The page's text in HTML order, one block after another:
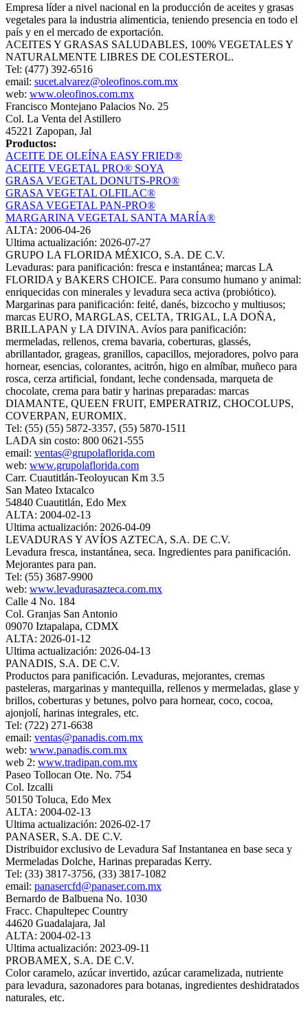
Empresa líder a nivel nacional en la producción de aceites y grasas
vegetales para la industria alimenticia, teniendo presencia en todo el
país y en el mercado de exportación.
ACEITES Y GRASAS SALUDABLES, 100% VEGETALES Y
NATURALMENTE LIBRES DE COLESTEROL.
Tel: (477) 392-6516
email: sucet.alvarez@oleofinos.com.mx
web: www.oleofinos.com.mx
Francisco Montejano Palacios No. 25
Col. La Venta del Astillero
45221 Zapopan, Jal
Productos:
ACEITE DE OLEÍNA EASY FRIED®
ACEITE VEGETAL PRO® SOYA
GRASA VEGETAL DONUTS-PRO®
GRASA VEGETAL OLFILAC®
GRASA VEGETAL PAN-PRO®
MARGARINA VEGETAL SANTA MARÍA®
ALTA: 2006-04-26
Ultima actualización: 2026-07-27
GRUPO LA FLORIDA MÉXICO, S.A. DE C.V.
Levaduras: para panificación: fresca e instantánea; marcas LA
FLORIDA y BAKERS CHOICE. Para consumo humano y animal:
enriquecidas con minerales y levadura seca activa (probiótico).
Margarinas para panificación: feité, danés, bizcocho y multiusos;
marcas EURO, MARGLAS, CELTA, TRIGAL, LA DOÑA,
BRILLAPAN y LA DIVINA. Avíos para panificación:
mermeladas, rellenos, crema bavaria, coberturas, glassés,
abrillantador, grageas, granillos, capacillos, mejoradores, polvo para
hornear, esencias, colorantes, acitrón, higo en almíbar, muñeco para
rosca, cerza artificial, fondant, leche condensada, marqueta de
chocolate, crema para batir y harinas preparadas: marcas
DIAMANTE, QUEEN FRUIT, EMPERATRIZ, CHOCOLUPS,
COVERPAN, EUROMIX.
Tel: (55) (55) 5872-3357, (55) 5870-1511
LADA sin costo: 800 0621-555
email: ventas@grupolaflorida.com
web: www.grupolaflorida.com
Carr. Cuautitlán-Teoloyucan Km 3.5
San Mateo Ixtacalco
54840 Cuautitlán, Edo Mex
ALTA: 2004-02-13
Ultima actualización: 2026-04-09
LEVADURAS Y AVÍOS AZTECA, S.A. DE C.V.
Levadura fresca, instantánea, seca. Ingredientes para panificación.
Mejorantes para pan.
Tel: (55) 3687-9900
web: www.levadurasazteca.com.mx
Calle 4 No. 184
Col. Granjas San Antonio
09070 Iztapalapa, CDMX
ALTA: 2026-01-12
Ultima actualización: 2026-04-13
PANADIS, S.A. DE C.V.
Productos para panificación. Levaduras, mejorantes, cremas
pasteleras, margarinas y mantequilla, rellenos y mermeladas, glase y
brillos, coberturas y betunes, polvo para hornear, coco, cocoa,
ajonjolí, harinas integrales, etc.
Tel: (722) 271-6638
email: ventas@panadis.com.mx
web: www.panadis.com.mx
web 2: www.tradipan.com.mx
Paseo Tollocan Ote. No. 754
Col. Izcalli
50150 Toluca, Edo Mex
ALTA: 2004-02-13
Ultima actualización: 2026-02-17
PANASER, S.A. DE C.V.
Distribuidor exclusivo de Levadura Saf Instantanea en base seca y
Mermeladas Dolche, Harinas preparadas Kerry.
Tel: (33) 3817-3756, (33) 3817-1082
email: panasercfd@panaser.com.mx
Bernardo de Balbuena No. 1030
Fracc. Chapultepec Country
44620 Guadalajara, Jal
ALTA: 2004-02-13
Ultima actualización: 2023-09-11
PROBAMEX, S.A. DE C.V.
Color caramelo, azúcar invertido, azúcar caramelizada, nutriente
para levadura, sazonadores para botanas, ingredientes deshidratados
naturales, etc.